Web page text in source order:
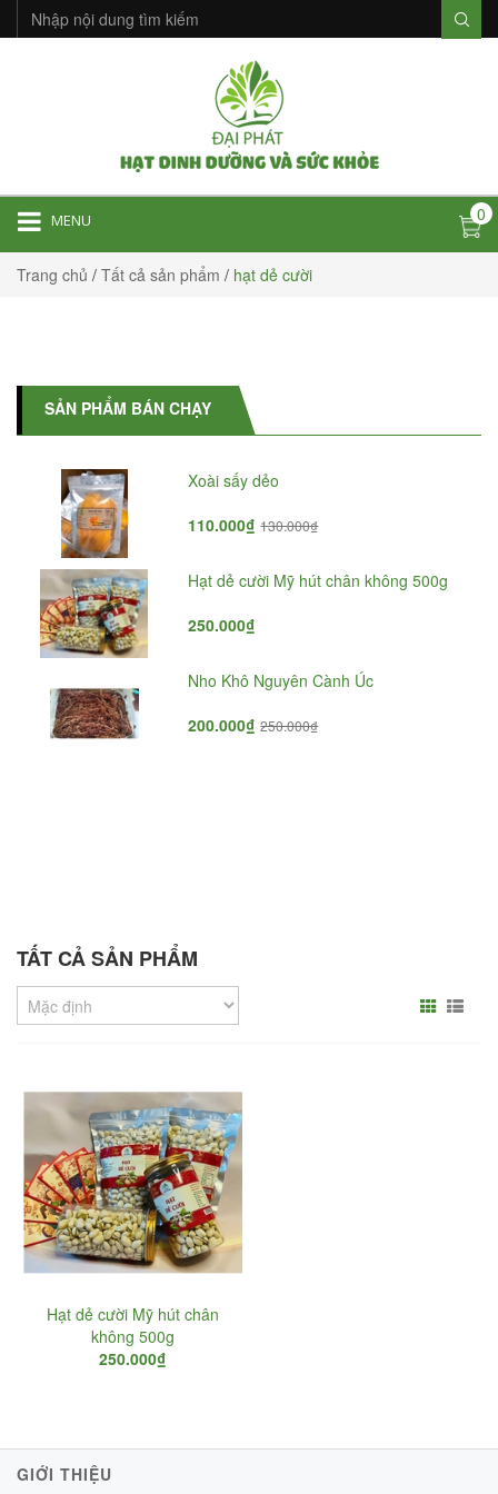
MENU 0
Trang chủ / Tất cả sản phẩm / hạt dẻ cười
SẢN PHẨM BÁN CHẠY
Xoài sấy dẻo
110.000₫ 130.000₫
Hạt dẻ cười Mỹ hút chân không 500g
250.000₫
Nho Khô Nguyên Cành Úc
200.000₫ 250.000₫
TẤT CẢ SẢN PHẨM
Hạt dẻ cười Mỹ hút chân
không 500g
250.000₫
GIỚI THIỆU